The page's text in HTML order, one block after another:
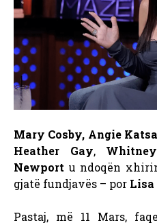
Mary Cosby, Angie
Heather Gay,
Newport u ndoqën
gjatë fundjavës – por Lisa
Pastaj, më 11 Mars,